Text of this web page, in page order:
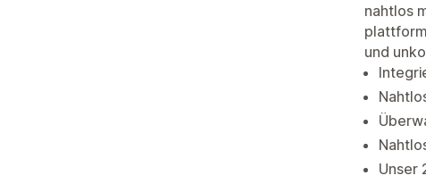
nahtlos
und
Unser